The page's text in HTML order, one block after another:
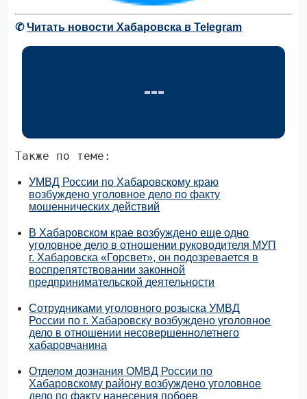
✆Читать новости Хабаровска в Telegram
Также по теме:
УМВД России по Хабаровскому краю
возбуждено уголовное дело по факту
мошеннических действий
В Хабаровском крае возбуждено еще одно
уголовное дело в отношении руководителя МУП
г. Хабаровска «Горсвет», он подозревается в
воспрепятствовании законной
предпринимательской деятельности
Сотрудниками уголовного розыска УМВД
России по г. Хабаровску возбуждено уголовное
дело в отношении несовершеннолетнего
хабаровчанина
Отделом дознания ОМВД России по
Хабаровскому району возбуждено уголовное
дело по факту нанесения побоев